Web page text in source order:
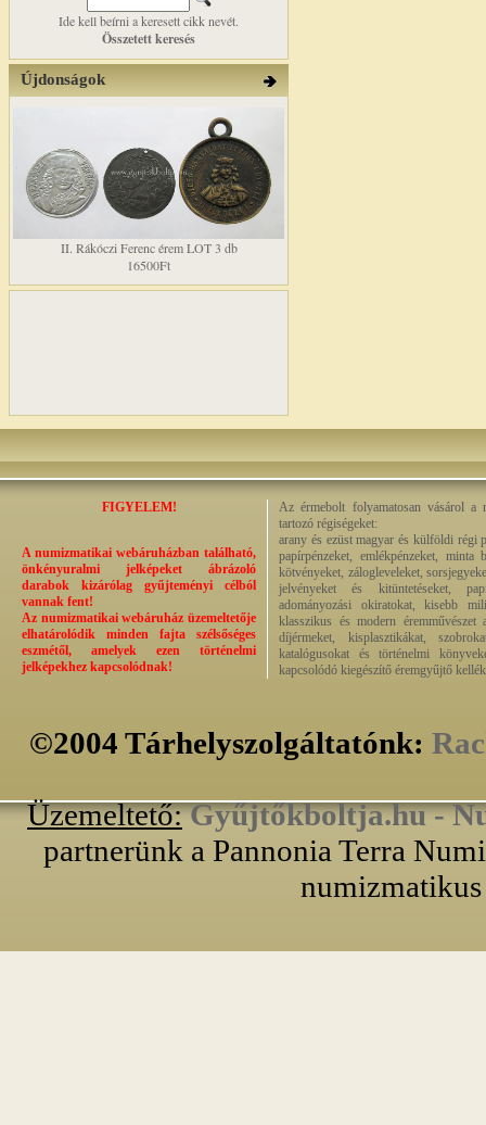
Ide kell beírni a keresett cikk nevét.
Összetett keresés
Újdonságok
II. Rákóczi Ferenc érem LOT 3 db
16500Ft
FIGYELEM!
A numizmatikai webáruházban található,
önkényuralmi jelképeket ábrázoló
darabok kizárólag gyűjteményi célból
vannak fent!
Az numizmatikai webáruház üzemeltetője
elhatárolódik minden fajta szélsőséges
eszmétől, amelyek ezen történelmi
jelképekhez kapcsolódnak!
Az érmebolt folyamatosan vásárol a
tartozó régiségeket:
arany és ezüst magyar és külföldi régi
papírpénzeket, emlékpénzeket, minta
kötvényeket, zálogleveleket,
jelvényeket és kitüntetéseket,
adományozási okiratokat, kisebb
klasszikus és modern éremművészet
díjérmeket, kisplasztikákat,
katalógusokat és történelmi
kapcsolódó kiegészítő éremgyűjtő
©2004 Tárhelyszolgáltatónk:
Üzemeltető: Gyűjtőkboltja.hu -
partnerünk a Pannonia Terra
numizmatikus